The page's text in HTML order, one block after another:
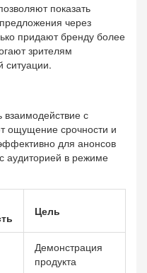
показать
через
придают бренду более
зрителям
ситуации.
с
ощущение срочности и
для анонсов
аудиторией в режиме
Цель
Демонстрация
продукта